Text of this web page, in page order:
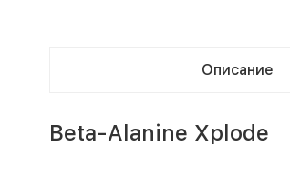
Описание
Beta-Alanine Xplode